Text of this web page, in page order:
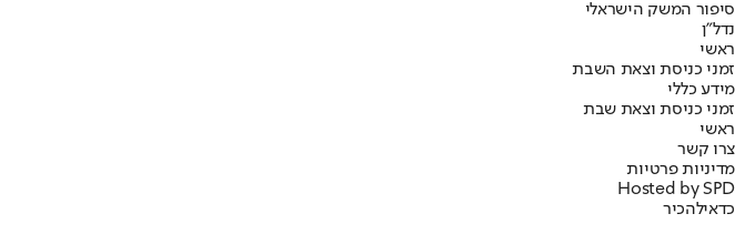
סיפור המשק הישראלי
נדל"ן
ראשי
זמני כניסת וצאת השבת
מידע כללי
זמני כניסת וצאת שבת
ראשי
צרו קשר
מדיניות פרטיות
Hosted by SPD
כדאילהכיר